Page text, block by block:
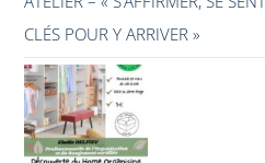
CLÉS POUR Y ARRIVER »